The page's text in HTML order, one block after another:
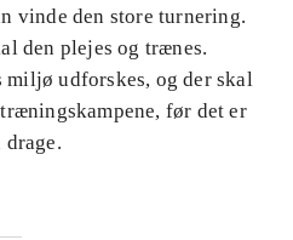
vinde den store turnering.
den plejes og trænes.
udforskes, og der skal
før det er